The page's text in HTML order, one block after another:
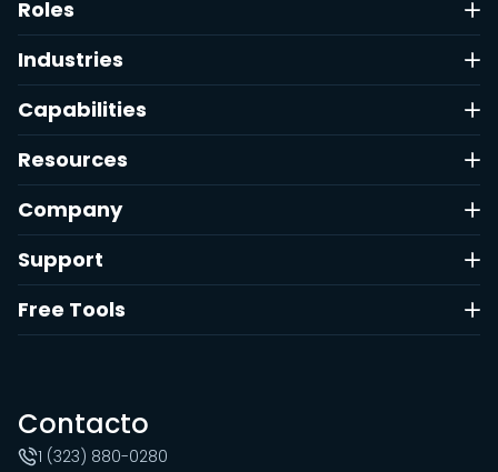
Roles
Industries
Capabilities
Resources
Company
Support
Free Tools
Contacto
1 (323) 880-0280